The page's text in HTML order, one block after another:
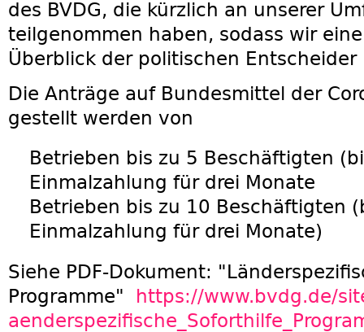
des BVDG, die kürzlich an unserer
teilgenommen haben, sodass wir
Überblick der politischen
Die Anträge auf Bundesmittel der
gestellt werden von
Betrieben bis zu 5 Beschäftigten
Einmalzahlung für drei Monate
Betrieben bis zu 10 Beschäftigten
Einmalzahlung für drei Monate)
Siehe PDF-Dokument:
Programme" https://www.bvdg.de/